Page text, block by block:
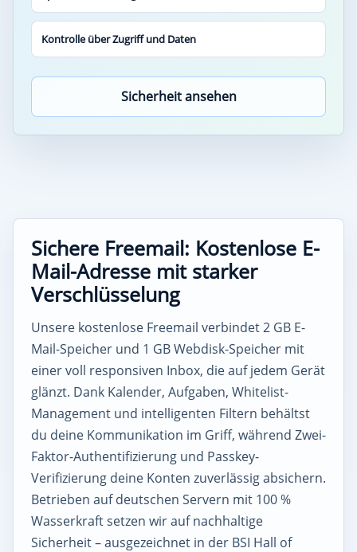
Kontrolle über Zugriff und Daten
Sicherheit ansehen
Sichere Freemail: Kostenlose E-
Mail-Adresse mit starker
Verschlüsselung
Unsere kostenlose Freemail verbindet 2 GB E-
Mail-Speicher und 1 GB Webdisk-Speicher mit
einer voll responsiven Inbox, die auf jedem Gerät
glänzt. Dank Kalender, Aufgaben, Whitelist-
Management und intelligenten Filtern behältst
du deine Kommunikation im Griff, während Zwei-
Faktor-Authentifizierung und Passkey-
Verifizierung deine Konten zuverlässig absichern.
Betrieben auf deutschen Servern mit 100 %
Wasserkraft setzen wir auf nachhaltige
Sicherheit – ausgezeichnet in der BSI Hall of